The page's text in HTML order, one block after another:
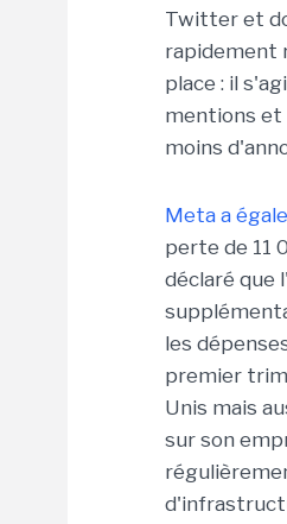
Twitter et
rapidement
place : il
mentions et
moins
Meta a
perte de 11
déclaré que
les
premier
Unis mais
sur son